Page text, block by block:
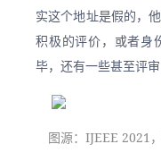
实这个地址是假的，
积极的评价，或者身
毕，还有一些甚至评
图源：IJEEE 2021